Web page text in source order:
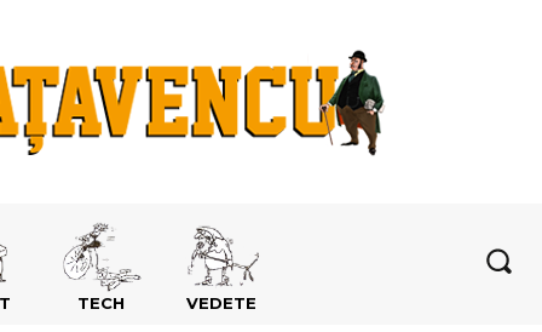
TECH VEDETE